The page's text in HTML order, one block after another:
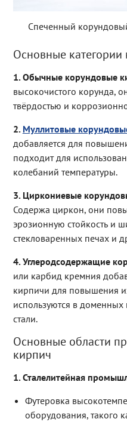
Спеченный
Основные
1. Обычные корундовые
высокочистого корунда,
твёрдостью и
2. Муллитовые
добавляется для
подходит для
колебаний температуры.
3. Циркониевые
Содержа циркон, они
эрозионную стойкость и
стекловаренных печах и
4. Углеродсодержащие
или карбид кремния
кирпичи для повышения
используются в
стали.
Основные области
кирпич
1. Сталелитейная
Футеровка
оборудования, такого